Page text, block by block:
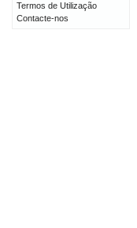
Termos de Utilização
Contacte-nos